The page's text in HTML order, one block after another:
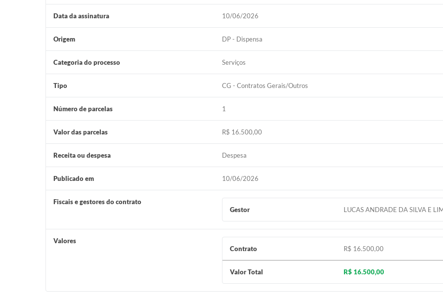
Data da assinatura 10/06/2026
Origem DP - Dispensa
Categoria do processo Serviços
Tipo CG - Contratos Gerais/Outros
Número de parcelas 1
Valor das parcelas R$ 16.500,00
Receita ou despesa Despesa
Publicado em 10/06/2026
Fiscais e gestores do contrato
Gestor
LUCAS ANDRADE DA SILVA E
Valores
Contrato
R$ 16.500,00
Valor Total R$ 16.500,00